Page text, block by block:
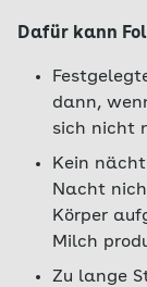
Dafür kann
dann,
sich nicht
Kein
Nacht
Körper
Milch
Zu lange